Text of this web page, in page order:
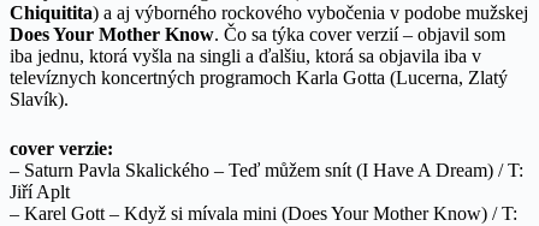
Chiquitita) a aj výborného rockového vybočenia v podobe mužskej
Does Your Mother Know. Čo sa týka cover verzií – objavil som
iba jednu, ktorá vyšla na singli a ďalšiu, ktorá sa objavila iba v
televíznych koncertných programoch Karla Gotta (Lucerna, Zlatý
Slavík).
cover verzie:
– Saturn Pavla Skalického – Teď můžem snít (I Have A Dream) / T:
Jiří Aplt
– Karel Gott – Když si mívala mini (Does Your Mother Know) / T: